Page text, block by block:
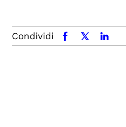
Condividi facebookx.comlinkedin